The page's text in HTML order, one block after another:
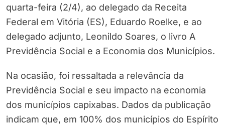
quarta-feira (2/4), ao delegado da Receita
Federal em Vitória (ES), Eduardo Roelke, e ao
delegado adjunto, Leonildo Soares, o livro A
Previdência Social e a Economia dos Municípios.
Na ocasião, foi ressaltada a relevância da
Previdência Social e seu impacto na economia
dos municípios capixabas. Dados da publicação
indicam que, em 100% dos municípios do Espírito